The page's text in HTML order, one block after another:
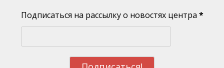
Подписаться на рассылку о новостях центра *